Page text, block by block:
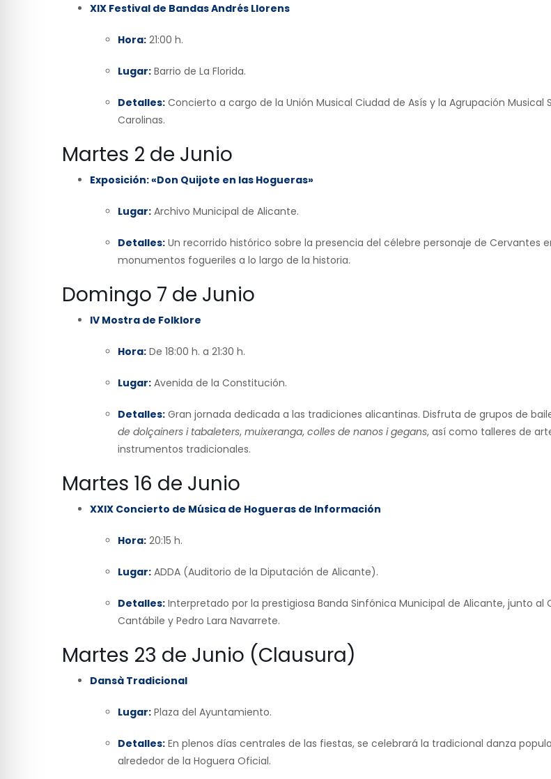
XIX Festival de Bandas Andrés Llorens
Hora: 21:00 h.
Lugar: Barrio de La Florida.
Detalles: Concierto a cargo de la Unión Musical Ciudad de Asís y la Agrupación Musical
Carolinas.
Martes 2 de Junio
Exposición: «Don Quijote en las Hogueras»
Lugar: Archivo Municipal de Alicante.
Detalles: Un recorrido histórico sobre la presencia del célebre personaje de Cervantes
monumentos fogueriles a lo largo de la historia.
Domingo 7 de Junio
IV Mostra de Folklore
Hora: De 18:00 h. a 21:30 h.
Lugar: Avenida de la Constitución.
Detalles: Gran jornada dedicada a las tradiciones alicantinas. Disfruta de grupos de
de dolçainers i tabaleters, muixeranga, colles de nanos i gegans, así como talleres de
instrumentos tradicionales.
Martes 16 de Junio
XXIX Concierto de Música de Hogueras de Información
Hora: 20:15 h.
Lugar: ADDA (Auditorio de la Diputación de Alicante).
Detalles: Interpretado por la prestigiosa Banda Sinfónica Municipal de Alicante, junto al
Cantábile y Pedro Lara Navarrete.
Martes 23 de Junio (Clausura)
Dansà Tradicional
Lugar: Plaza del Ayuntamiento.
Detalles: En plenos días centrales de las fiestas, se celebrará la tradicional danza
alrededor de la Hoguera Oficial.